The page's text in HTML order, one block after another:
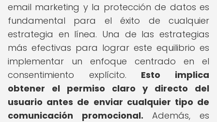
email marketing y la protección de datos es
fundamental para el éxito de cualquier
estrategia en línea. Una de las estrategias
más efectivas para lograr este equilibrio es
implementar un enfoque centrado en el
consentimiento explícito. Esto implica
obtener el permiso claro y directo del
usuario antes de enviar cualquier tipo de
comunicación promocional. Además, es